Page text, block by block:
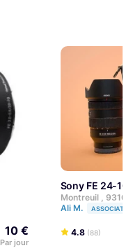
10 €
Par jour
Sony FE 24-
Montreuil , 93100
Ali M.
4.8 (88)